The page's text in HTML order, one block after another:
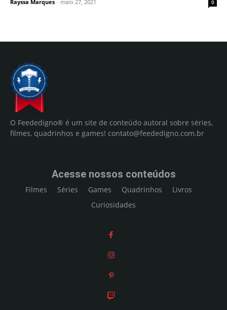
Rayssa Marques - maio 27, 2021 0
O Feededigno® é um site de conteúdo autoral sobre séries,
filmes, quadrinhos e games! contato@feededigno.com.br
Acesse nossos conteúdos
Filmes Séries Games Quadrinhos
Livros
Curiosidades